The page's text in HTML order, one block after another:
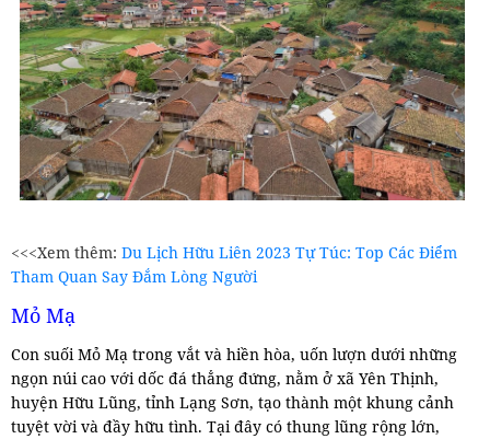
<<<Xem thêm: Du Lịch Hữu Liên 2023 Tự Túc: Top Các Điểm
Tham Quan Say Đắm Lòng Người
Mỏ Mạ
Con suối Mỏ Mạ trong vắt và hiền hòa, uốn lượn dưới những
ngọn núi cao với dốc đá thẳng đứng, nằm ở xã Yên Thịnh,
huyện Hữu Lũng, tỉnh Lạng Sơn, tạo thành một khung cảnh
tuyệt vời và đầy hữu tình. Tại đây có thung lũng rộng lớn,